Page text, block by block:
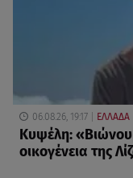
06.08.26, 19:17 ΕΛΛΑΔΑ
Κυψέλη:
οικογένεια της